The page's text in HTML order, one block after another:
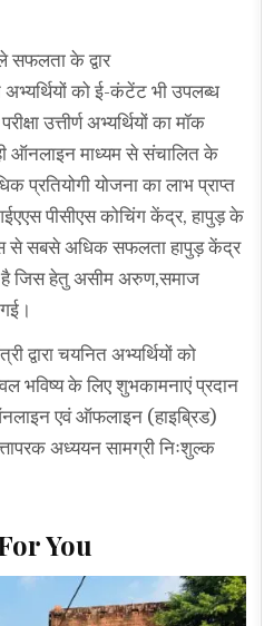
सफलता के द्वार
को ई-कंटेंट भी उपलब्ध
उत्तीर्ण अभ्यर्थियों का मॉक
ऑनलाइन माध्यम से संचालित के
प्रतियोगी योजना का लाभ प्राप्त
पीसीएस कोचिंग केंद्र, हापुड़ के
से सबसे अधिक सफलता हापुड़ केंद्र
है जिस हेतु असीम अरुण,समाज
चयनित अभ्यर्थियों को
भविष्य के लिए शुभकामनाएं प्रदान
एवं ऑफलाइन (हाइब्रिड)
अध्ययन सामग्री निःशुल्क
You